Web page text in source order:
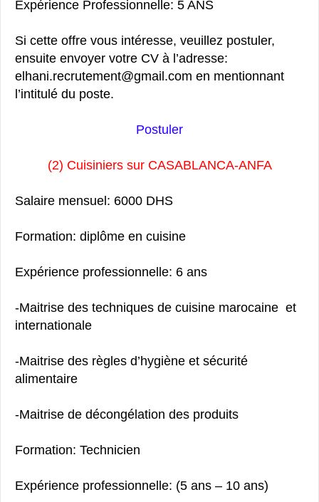
Expérience Professionnelle: 5 ANS
Si cette offre vous intéresse, veuillez postuler,
ensuite envoyer votre CV à l’adresse:
elhani.recrutement@gmail.com en mentionnant
l’intitulé du poste.
Postuler
(2) Cuisiniers sur CASABLANCA-ANFA
Salaire mensuel: 6000 DHS
Formation: diplôme en cuisine
Expérience professionnelle: 6 ans
-Maitrise des techniques de cuisine marocaine et
internationale
-Maitrise des règles d’hygiène et sécurité
alimentaire
-Maitrise de décongélation des produits
Formation: Technicien
Expérience professionnelle: (5 ans – 10 ans)